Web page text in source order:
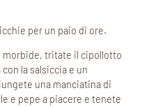
per un paio di ore.
morbide, tritate il cipollotto
la salsiccia e un
una manciatina di
e pepe a piacere e tenete